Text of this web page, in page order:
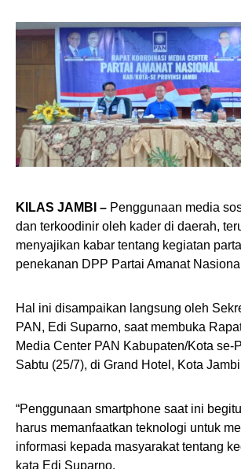
KILAS JAMBI – Penggunaan media
dan terkoodinir oleh kader di daerah,
menyajikan kabar tentang kegiatan
penekanan DPP Partai Amanat
Hal ini disampaikan langsung oleh
PAN, Edi Suparno, saat membuka
Media Center PAN Kabupaten/Kota se-
Sabtu (25/7), di Grand Hotel, Kota
“Penggunaan smartphone saat ini
harus memanfaatkan teknologi untuk
informasi kepada masyarakat tentang
kata Edi Suparno.